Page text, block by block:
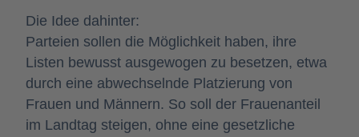
Die Idee dahinter:
Parteien sollen die Möglichkeit haben, ihre
Listen bewusst ausgewogen zu besetzen, etwa
durch eine abwechselnde Platzierung von
Frauen und Männern. So soll der Frauenanteil
im Landtag steigen, ohne eine gesetzliche